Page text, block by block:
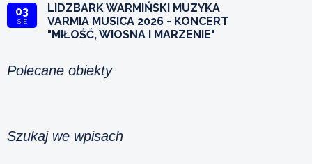
03
SIE
LIDZBARK WARMIŃSKI MUZYKA
VARMIA MUSICA 2026 - KONCERT
"MIŁOŚĆ, WIOSNA I MARZENIE"
Polecane obiekty
Szukaj we wpisach